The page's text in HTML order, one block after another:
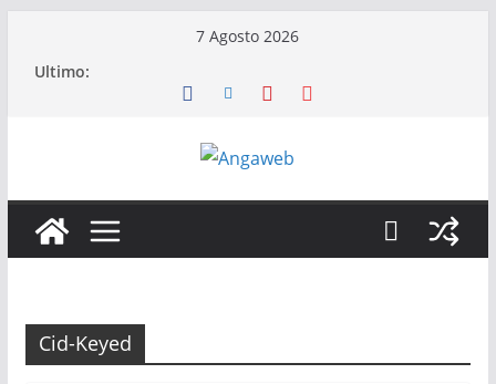
7 Agosto 2026
Ultimo:
Cid-Keyed